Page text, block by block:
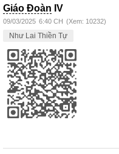
Giáo Đoàn IV
09/03/2025 6:40 CH (Xem: 10232)
Như Lai Thiền Tự